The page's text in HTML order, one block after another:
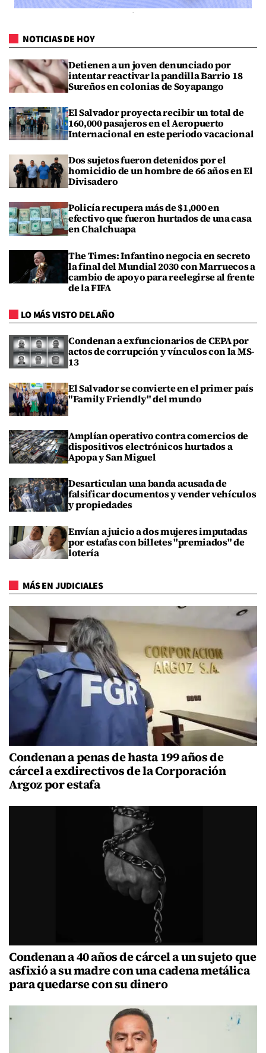
NOTICIAS DE HOY
Detienen a un joven denunciado por
intentar reactivar la pandilla Barrio 18
Sureños en colonias de Soyapango
El Salvador proyecta recibir un total de
160,000 pasajeros en el Aeropuerto
Internacional en este periodo vacacional
Dos sujetos fueron detenidos por el
homicidio de un hombre de 66 años en El
Divisadero
Policía recupera más de $1,000 en
efectivo que fueron hurtados de una casa
en Chalchuapa
The Times: Infantino negocia en secreto
la final del Mundial 2030 con Marruecos a
cambio de apoyo para reelegirse al frente
de la FIFA
LO MÁS VISTO DEL AÑO
Condenan a exfuncionarios de CEPA por
actos de corrupción y vínculos con la MS-
13
El Salvador se convierte en el primer país
"Family Friendly" del mundo
Amplían operativo contra comercios de
dispositivos electrónicos hurtados a
Apopa y San Miguel
Desarticulan una banda acusada de
falsificar documentos y vender vehículos
y propiedades
Envían a juicio a dos mujeres imputadas
por estafas con billetes "premiados" de
lotería
MÁS EN JUDICIALES
Condenan a penas de hasta 199 años de
cárcel a exdirectivos de la Corporación
Argoz por estafa
Condenan a 40 años de cárcel a un sujeto que
asfixió a su madre con una cadena metálica
para quedarse con su dinero